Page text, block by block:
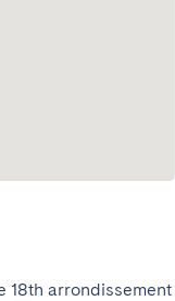
18th arrondissement